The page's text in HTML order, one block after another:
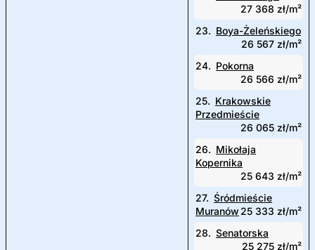
27 368 zł/m²
23. Boya-Żeleńskiego
26 567 zł/m²
24. Pokorna
26 566 zł/m²
25. Krakowskie
Przedmieście
26 065 zł/m²
26. Mikołaja
Kopernika
25 643 zł/m²
27. Śródmieście
Muranów 25 333 zł/m²
28. Senatorska
25 275 zł/m²